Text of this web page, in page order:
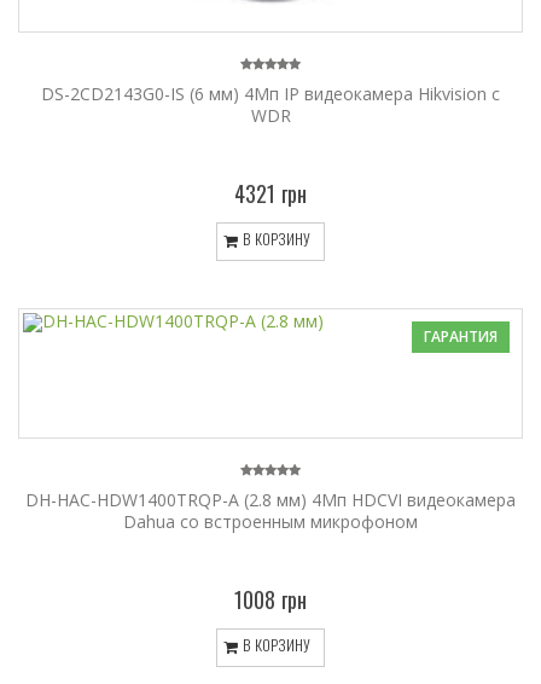
DS-2CD2143G0-IS (6 мм) 4Мп IP видеокамера Hikvision с
WDR
4321 грн
В КОРЗИНУ
ГАРАНТИЯ
DH-HAC-HDW1400TRQP-A (2.8 мм) 4Mп HDCVI видеокамера
Dahua cо встроенным микрофоном
1008 грн
В КОРЗИНУ